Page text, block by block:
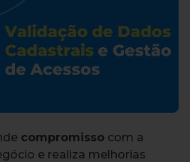
compromisso com a
e realiza melhorias